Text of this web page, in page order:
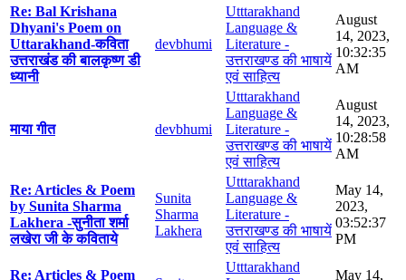
Re: Bal Krishana
Dhyani's Poem on
Uttarakhand-कविता
उत्तराखंड की बालकृष्ण डी
ध्यानी
devbhumi
Utttarakhand
Language &
Literature -
उत्तराखण्ड की भाषायें
एवं साहित्य
August
14, 2023,
10:32:35
AM
माया गीत devbhumi
Utttarakhand
Language &
Literature -
उत्तराखण्ड की भाषायें
एवं साहित्य
August
14, 2023,
10:28:58
AM
Re: Articles & Poem
by Sunita Sharma
Lakhera -सुनीता शर्मा
लखेरा जी के कविताये
Sunita
Sharma
Lakhera
Utttarakhand
Language &
Literature -
उत्तराखण्ड की भाषायें
एवं साहित्य
May 14,
2023,
03:52:37
PM
Re: Articles & Poem
Utttarakhand
May 14,